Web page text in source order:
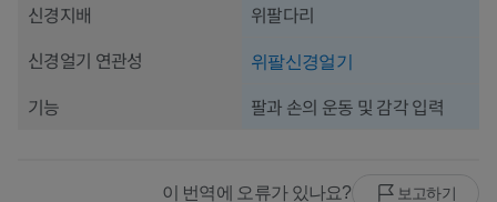
신경지배
위팔다리
신경얼기 연관성
위팔신경얼기
기능 팔과 손의 운동 및 감각 입력
이 번역에 오류가 있나요? 보고하기